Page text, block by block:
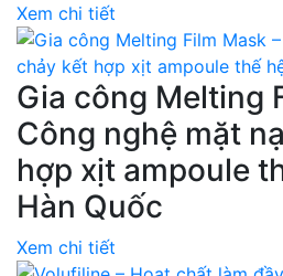
Xem chi tiết
Gia công Melting
Công nghệ mặt
hợp xịt ampoule
Hàn Quốc
Xem chi tiết